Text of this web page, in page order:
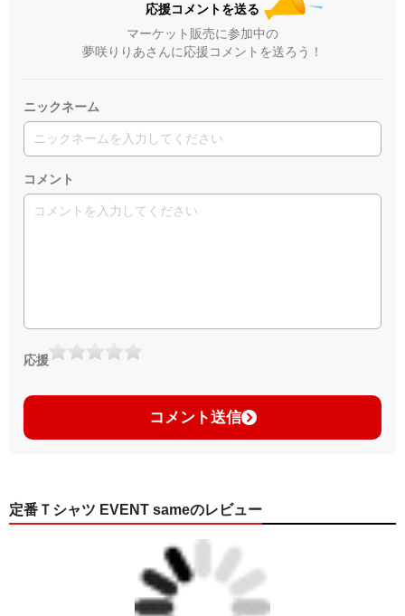
応援コメントを送る
マーケット販売に参加中の
夢咲りりあさんに応援コメントを送ろう！
ニックネーム
コメント
応援
コメント送信
定番Ｔシャツ EVENT sameのレビュー